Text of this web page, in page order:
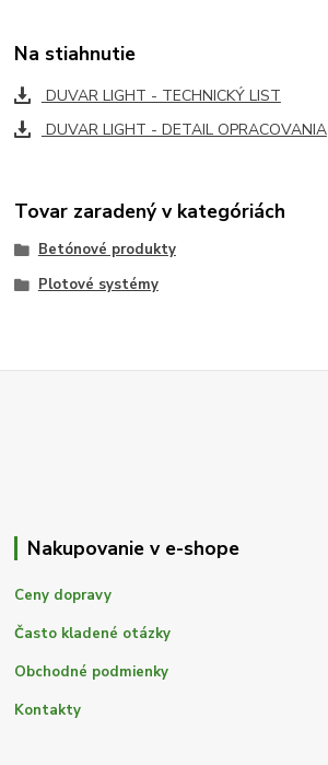
Na stiahnutie
DUVAR LIGHT - TECHNICKÝ LIST
DUVAR LIGHT - DETAIL OPRACOVANIA
Tovar zaradený v kategóriách
Betónové produkty
Plotové systémy
Nakupovanie v e-shope
Ceny dopravy
Často kladené otázky
Obchodné podmienky
Kontakty